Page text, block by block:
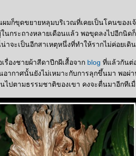
มก็ขุดขยายหลุมบริเวณที่เคยเป็นโคนของเ
นกระถางหลายเดือนแล้ว พอขุดลงไปอีกนิ
าจะเป็นอีกสาเหตุหนึ่งที่ทำให้รากไม่ค่อยเ
รื่องชายผ้าสีดาปีกผีเสื้อจาก blog ที่แล้วกันต่
อากาศนั้นยังไม่เหมาะกับการลุกขึ้นมา พอผ่
ไปตามธรรมชาติของเขา คงจะตื่นมาอีกทีเ